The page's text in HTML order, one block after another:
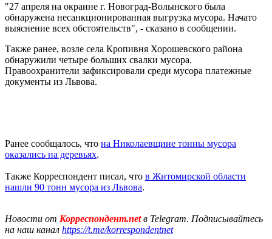
"27 апреля на окраине г. Новоград-Волынского была
обнаружена несанкционированная выгрузка мусора. Начато
выяснение всех обстоятельств", - сказано в сообщении.
Также ранее, возле села Кропивня Хорошевского района
обнаружили четыре больших свалки мусора.
Правоохранители зафиксировали среди мусора платежные
документы из Львова.
Ранее сообщалось, что на Николаевщине тонны мусора
оказались на деревьях.
Также Корреспондент писал, что в Житомирской области
нашли 90 тонн мусора из Львова.
Новости от Корреспондент.netв Telegram. Подписывайтесь
на наш канал https://t.me/korrespondentnet